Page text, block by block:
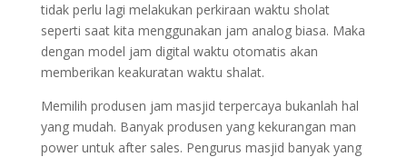
tidak perlu lagi melakukan perkiraan waktu sholat
seperti saat kita menggunakan jam analog biasa. Maka
dengan model jam digital waktu otomatis akan
memberikan keakuratan waktu shalat.
Memilih produsen jam masjid terpercaya bukanlah hal
yang mudah. Banyak produsen yang kekurangan man
power untuk after sales. Pengurus masjid banyak yang